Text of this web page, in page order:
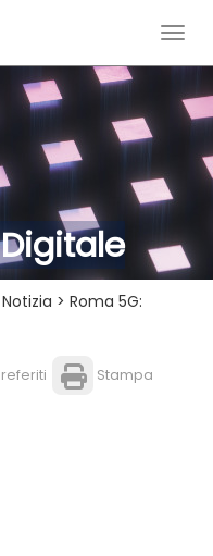
Notizia > Roma 5G:
Stampa